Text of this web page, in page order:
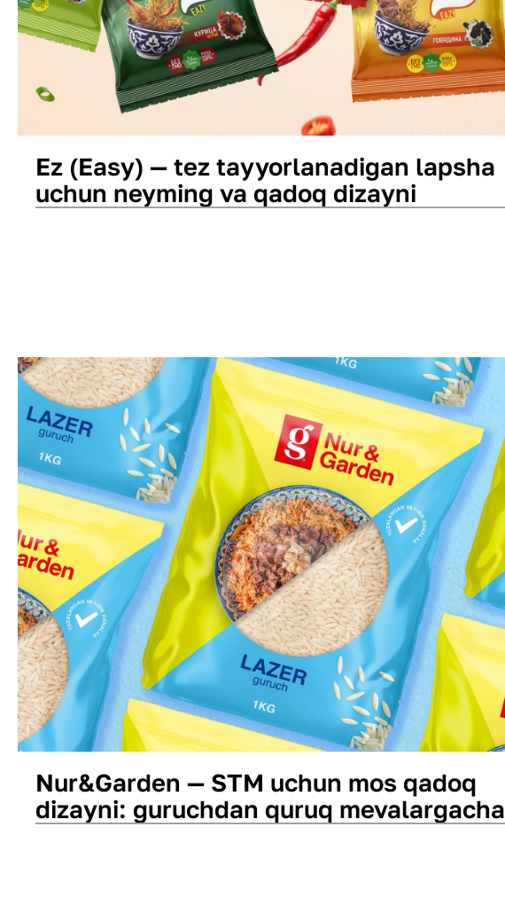
Ez (Easy) — tez tayyorlanadigan lapsha
uchun neyming va qadoq dizayni
Nur&Garden — STM uchun mos qadoq
dizayni: guruchdan quruq mevalargacha